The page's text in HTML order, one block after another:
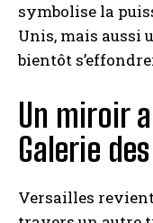
symbolise la
Unis, mais aussi
bientôt
Un miroir
Galerie
Versailles